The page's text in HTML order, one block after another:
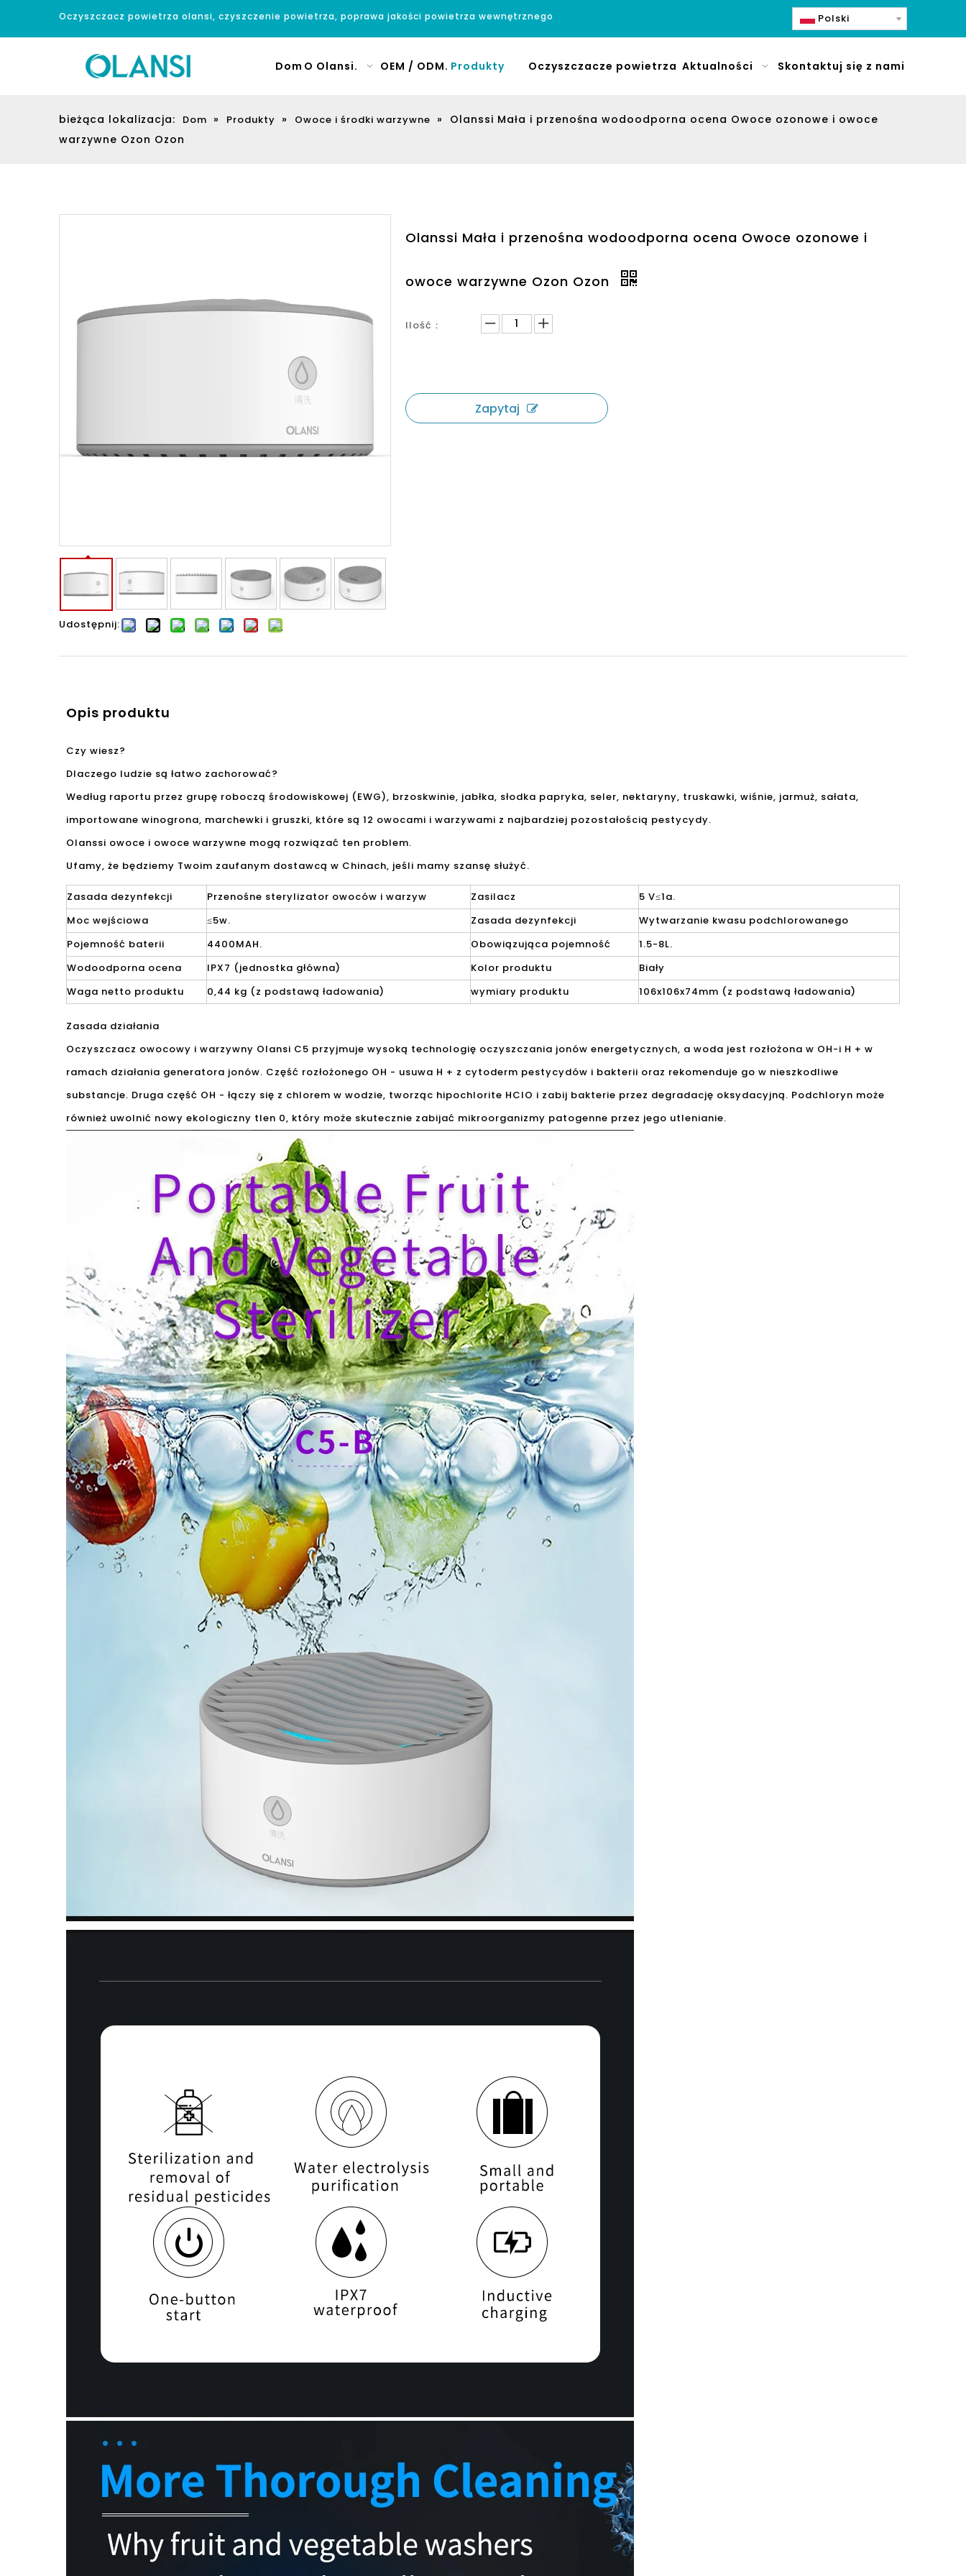
Oczyszczacz powietrza olansi, czyszczenie powietrza, poprawa jakości powietrza wewnętrznego Polski
Dom O Olansi. OEM / ODM. Produkty Oczyszczacze powietrza Aktualności Skontaktuj się z nami
bieżąca lokalizacja: Dom » Produkty » Owoce i środki warzywne »
Olanssi Mała i przenośna wodoodporna ocena Owoce ozonowe i owoce
warzywne Ozon Ozon
Udostępnij:
Olanssi Mała i przenośna wodoodporna ocena Owoce ozonowe i
owoce warzywne Ozon Ozon
Ilość：
Zapytaj
Opis produktu
Czy wiesz?
Dlaczego ludzie są łatwo zachorować?
Według raportu przez grupę roboczą środowiskowej (EWG), brzoskwinie, jabłka, słodka papryka, seler, nektaryny, truskawki, wiśnie, jarmuż, sałata,
importowane winogrona, marchewki i gruszki, które są 12 owocami i warzywami z najbardziej pozostałością pestycydy.
Olanssi owoce i owoce warzywne mogą rozwiązać ten problem.
Ufamy, że będziemy Twoim zaufanym dostawcą w Chinach, jeśli mamy szansę służyć.
Zasada dezynfekcji Przenośne sterylizator owoców i warzyw Zasilacz
5 V≤1a.
Moc wejściowa
≤5w. Zasada dezynfekcji
Wytwarzanie kwasu podchlorowanego
Pojemność baterii
4400MAH. Obowiązująca pojemność
1.5-8L.
Wodoodporna ocena
IPX7 (jednostka główna) Kolor produktu
Biały
Waga netto produktu
0,44 kg (z podstawą ładowania) wymiary produktu 106x106x74mm (z podstawą ładowania)
Zasada działania
Oczyszczacz owocowy i warzywny Olansi C5 przyjmuje wysoką technologię oczyszczania jonów energetycznych, a woda jest rozłożona w OH-i H + w
ramach działania generatora jonów. Część rozłożonego OH - usuwa H + z cytoderm pestycydów i bakterii oraz rekomenduje go w nieszkodliwe
substancje. Druga część OH - łączy się z chlorem w wodzie, tworząc hipochlorite HCIO i zabij bakterie przez degradację oksydacyjną. Podchloryn może
również uwolnić nowy ekologiczny tlen 0, który może skutecznie zabijać mikroorganizmy patogenne przez jego utlenianie.